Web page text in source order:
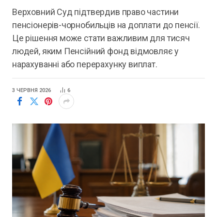
Верховний Суд підтвердив право частини
пенсіонерів-чорнобильців на доплати до пенсії.
Це рішення може стати важливим для тисяч
людей, яким Пенсійний фонд відмовляє у
нарахуванні або перерахунку виплат.
3 ЧЕРВНЯ 2026 6